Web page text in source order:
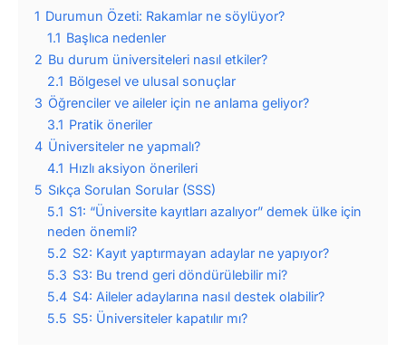
1 Durumun Özeti: Rakamlar ne söylüyor?
1.1 Başlıca nedenler
2 Bu durum üniversiteleri nasıl etkiler?
2.1 Bölgesel ve ulusal sonuçlar
3 Öğrenciler ve aileler için ne anlama geliyor?
3.1 Pratik öneriler
4 Üniversiteler ne yapmalı?
4.1 Hızlı aksiyon önerileri
5 Sıkça Sorulan Sorular (SSS)
5.1 S1: “Üniversite kayıtları azalıyor” demek ülke için
neden önemli?
5.2 S2: Kayıt yaptırmayan adaylar ne yapıyor?
5.3 S3: Bu trend geri döndürülebilir mi?
5.4 S4: Aileler adaylarına nasıl destek olabilir?
5.5 S5: Üniversiteler kapatılır mı?